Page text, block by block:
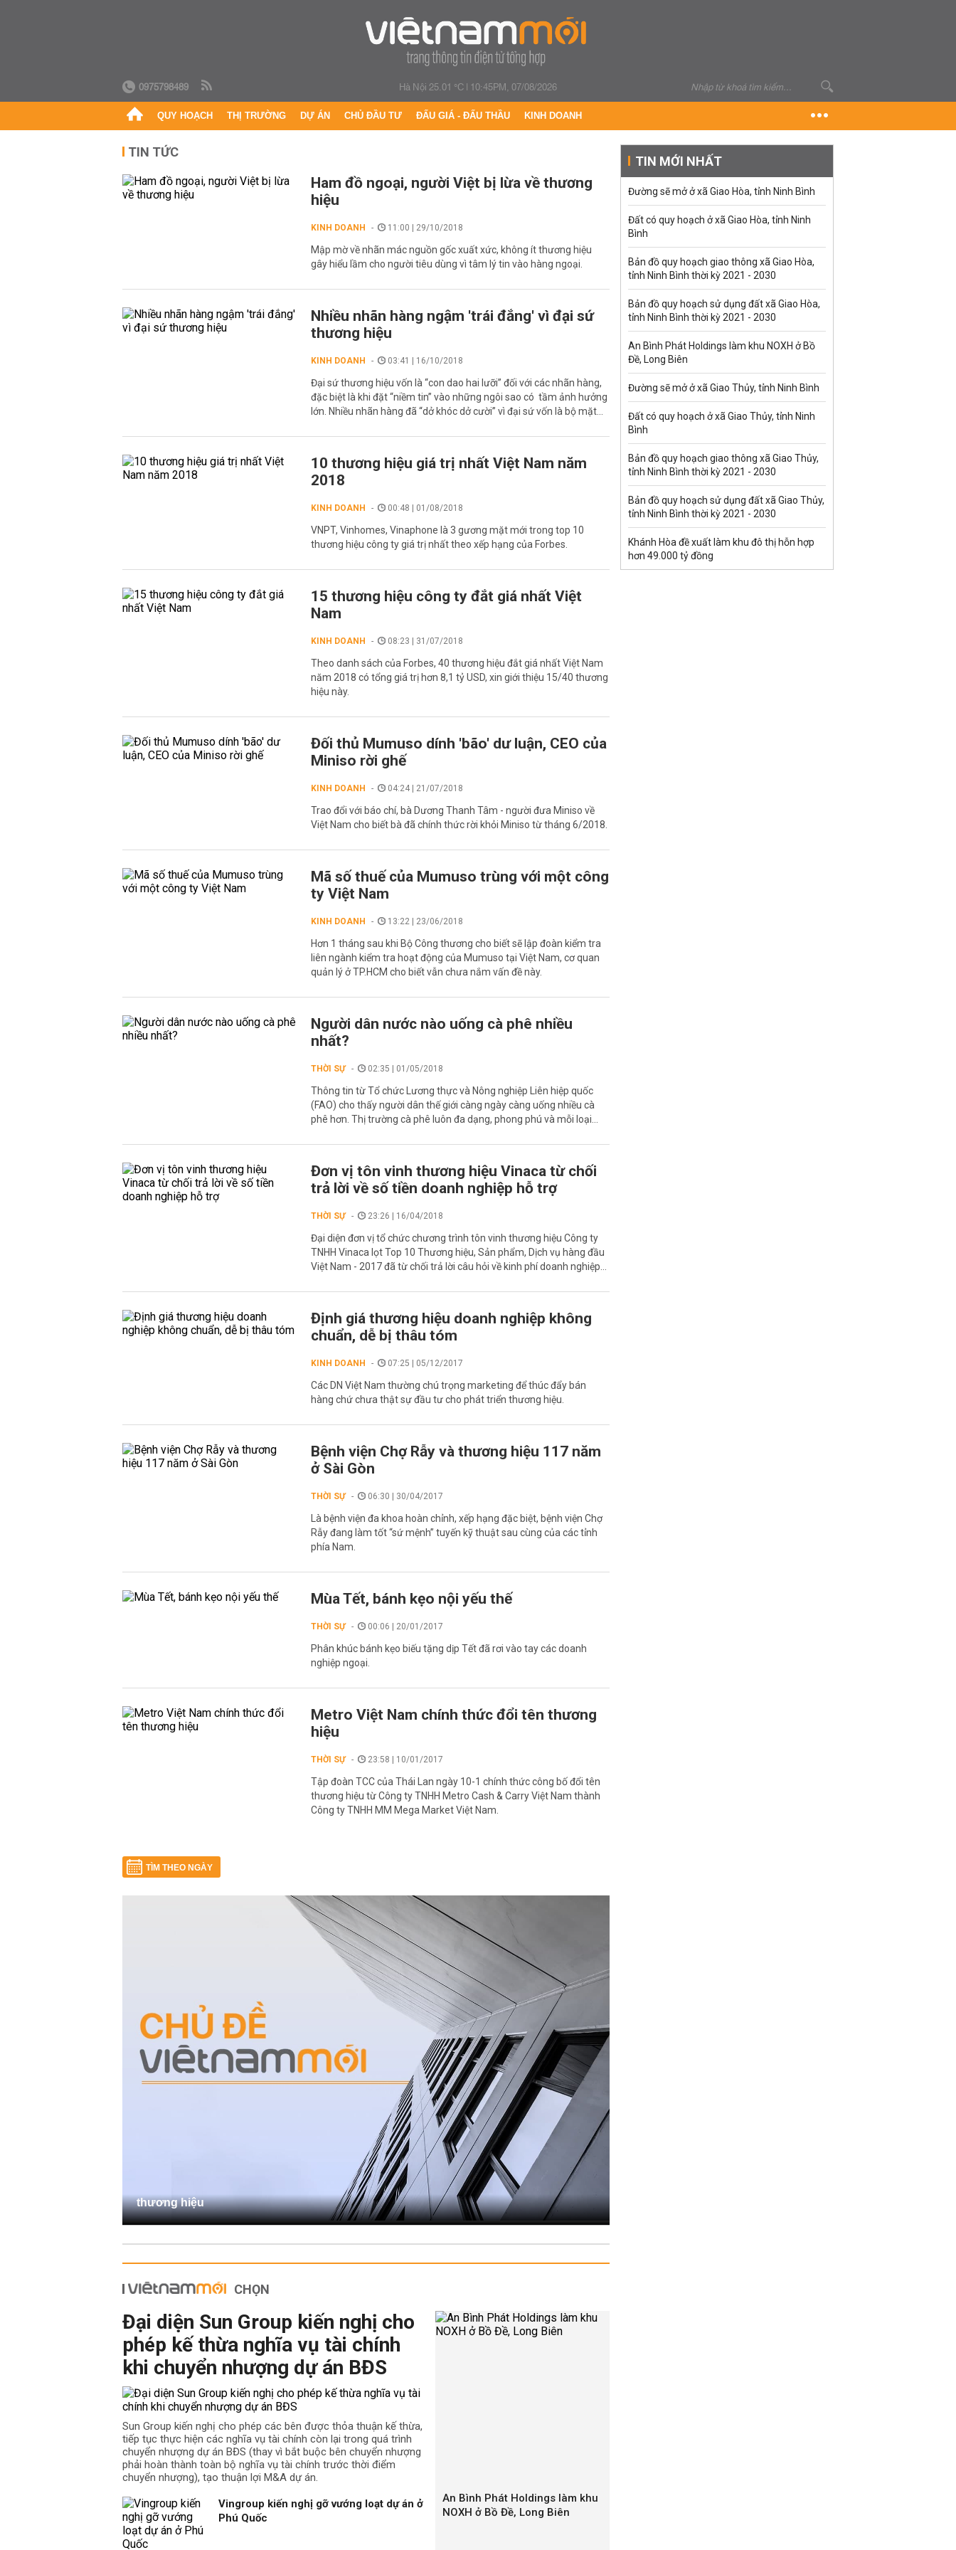
0975798489 Hà Nội 25.01 °C| 10:45PM, 07/08/2026
QUY HOẠCH THỊ TRƯỜNG DỰ ÁN CHỦ ĐẦU TƯ ĐẤU GIÁ - ĐẤU THẦU KINH DOANH
TIN TỨC
Ham đồ ngoại, người Việt bị lừa về thương
hiệu
KINH DOANH 11:00 | 29/10/2018
Mập mờ về nhãn mác nguồn gốc xuất xức, không ít thương hiệu
gây hiểu lầm cho người tiêu dùng vì tâm lý tin vào hàng ngoại.
Nhiều nhãn hàng ngậm 'trái đắng' vì đại sứ
thương hiệu
KINH DOANH 03:41 | 16/10/2018
Đại sứ thương hiệu vốn là “con dao hai lưỡi” đối với các nhãn hàng,
đặc biệt là khi đặt “niềm tin” vào những ngôi sao có tầm ảnh hưởng
lớn. Nhiều nhãn hàng đã “dở khóc dở cười” vì đại sứ vốn là bộ mặt...
10 thương hiệu giá trị nhất Việt Nam năm
2018
KINH DOANH 00:48 | 01/08/2018
VNPT, Vinhomes, Vinaphone là 3 gương mặt mới trong top 10
thương hiệu công ty giá trị nhất theo xếp hạng của Forbes.
15 thương hiệu công ty đắt giá nhất Việt
Nam
KINH DOANH 08:23 | 31/07/2018
Theo danh sách của Forbes, 40 thương hiệu đắt giá nhất Việt Nam
năm 2018 có tổng giá trị hơn 8,1 tỷ USD, xin giới thiệu 15/40 thương
hiệu này.
Đối thủ Mumuso dính 'bão' dư luận, CEO của
Miniso rời ghế
KINH DOANH 04:24 | 21/07/2018
Trao đổi với báo chí, bà Dương Thanh Tâm - người đưa Miniso về
Việt Nam cho biết bà đã chính thức rời khỏi Miniso từ tháng 6/2018.
Mã số thuế của Mumuso trùng với một công
ty Việt Nam
KINH DOANH 13:22 | 23/06/2018
Hơn 1 tháng sau khi Bộ Công thương cho biết sẽ lập đoàn kiểm tra
liên ngành kiểm tra hoạt động của Mumuso tại Việt Nam, cơ quan
quản lý ở TP.HCM cho biết vẫn chưa nắm vấn đề này.
Người dân nước nào uống cà phê nhiều
nhất?
THỜI SỰ 02:35 | 01/05/2018
Thông tin từ Tổ chức Lương thực và Nông nghiệp Liên hiệp quốc
(FAO) cho thấy người dân thế giới càng ngày càng uống nhiều cà
phê hơn. Thị trường cà phê luôn đa dạng, phong phú và mỗi loại...
Đơn vị tôn vinh thương hiệu Vinaca từ chối
trả lời về số tiền doanh nghiệp hỗ trợ
THỜI SỰ 23:26 | 16/04/2018
Đại diện đơn vị tổ chức chương trình tôn vinh thương hiệu Công ty
TNHH Vinaca lọt Top 10 Thương hiệu, Sản phẩm, Dịch vụ hàng đầu
Việt Nam - 2017 đã từ chối trả lời câu hỏi về kinh phí doanh nghiệp...
Định giá thương hiệu doanh nghiệp không
chuẩn, dễ bị thâu tóm
KINH DOANH 07:25 | 05/12/2017
Các DN Việt Nam thường chú trọng marketing để thúc đẩy bán
hàng chứ chưa thật sự đầu tư cho phát triển thương hiệu.
Bệnh viện Chợ Rẫy và thương hiệu 117 năm
ở Sài Gòn
THỜI SỰ 06:30 | 30/04/2017
Là bệnh viện đa khoa hoàn chỉnh, xếp hạng đặc biệt, bệnh viện Chợ
Rẫy đang làm tốt “sứ mệnh” tuyến kỹ thuật sau cùng của các tỉnh
phía Nam.
Mùa Tết, bánh kẹo nội yếu thế
THỜI SỰ 00:06 | 20/01/2017
Phân khúc bánh kẹo biếu tặng dịp Tết đã rơi vào tay các doanh
nghiệp ngoại.
Metro Việt Nam chính thức đổi tên thương
hiệu
THỜI SỰ 23:58 | 10/01/2017
Tập đoàn TCC của Thái Lan ngày 10-1 chính thức công bố đổi tên
thương hiệu từ Công ty TNHH Metro Cash & Carry Việt Nam thành
Công ty TNHH MM Mega Market Việt Nam.
TÌM THEO NGÀY
thương hiệu
CHỌN
Đại diện Sun Group kiến nghị cho
phép kế thừa nghĩa vụ tài chính
khi chuyển nhượng dự án BĐS
Sun Group kiến nghị cho phép các bên được thỏa thuận kế thừa,
tiếp tục thực hiện các nghĩa vụ tài chính còn lại trong quá trình
chuyển nhượng dự án BĐS (thay vì bắt buộc bên chuyển nhượng
phải hoàn thành toàn bộ nghĩa vụ tài chính trước thời điểm
chuyển nhượng), tạo thuận lợi M&A dự án.
Vingroup kiến nghị gỡ vướng loạt dự án ở
Phú Quốc
An Bình Phát Holdings làm khu
NOXH ở Bồ Đề, Long Biên
TIN MỚI NHẤT
Đường sẽ mở ở xã Giao Hòa, tỉnh Ninh Bình
Đất có quy hoạch ở xã Giao Hòa, tỉnh Ninh
Bình
Bản đồ quy hoạch giao thông xã Giao Hòa,
tỉnh Ninh Bình thời kỳ 2021 - 2030
Bản đồ quy hoạch sử dụng đất xã Giao Hòa,
tỉnh Ninh Bình thời kỳ 2021 - 2030
An Bình Phát Holdings làm khu NOXH ở Bồ
Đề, Long Biên
Đường sẽ mở ở xã Giao Thủy, tỉnh Ninh Bình
Đất có quy hoạch ở xã Giao Thủy, tỉnh Ninh
Bình
Bản đồ quy hoạch giao thông xã Giao Thủy,
tỉnh Ninh Bình thời kỳ 2021 - 2030
Bản đồ quy hoạch sử dụng đất xã Giao Thủy,
tỉnh Ninh Bình thời kỳ 2021 - 2030
Khánh Hòa đề xuất làm khu đô thị hỗn hợp
hơn 49.000 tỷ đồng